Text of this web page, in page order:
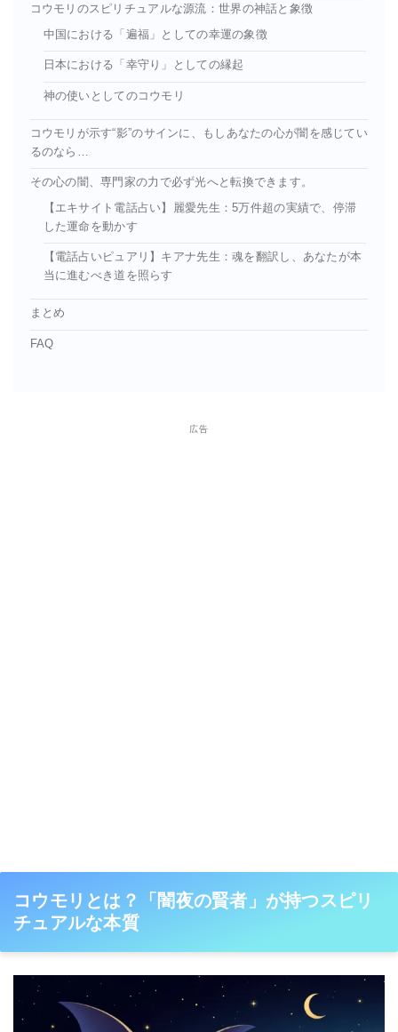
コウモリのスピリチュアルな源流：世界の神話と象徴
中国における「遍福」としての幸運の象徴
日本における「幸守り」としての縁起
神の使いとしてのコウモリ
コウモリが示す“影”のサインに、もしあなたの心が闇を感じてい
るのなら…
その心の闇、専門家の力で必ず光へと転換できます。
【エキサイト電話占い】麗愛先生：5万件超の実績で、停滞
した運命を動かす
【電話占いピュアリ】キアナ先生：魂を翻訳し、あなたが本
当に進むべき道を照らす
まとめ
FAQ
広告
コウモリとは？「闇夜の賢者」が持つスピリ
チュアルな本質